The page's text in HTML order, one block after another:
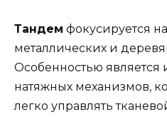
Тандем фокусируется
металлических и
Особенностью является
натяжных механизмов,
легко управлять